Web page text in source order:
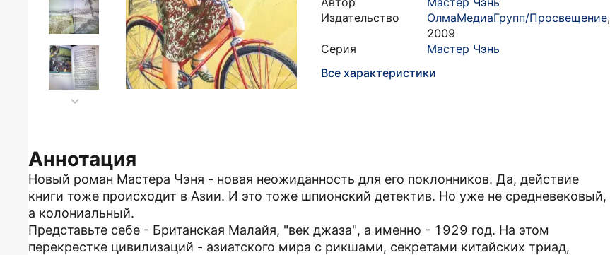
Издательство
ОлмаМедиаГрупп/Просвещение,
2009
Серия
Мастер Чэнь
Все характеристики
Аннотация
Новый роман Мастера Чэня - новая неожиданность для его поклонников. Да, действие
книги тоже происходит в Азии. И это тоже шпионский детектив. Но уже не средневековый,
а колониальный.
Представьте себе - Британская Малайя, "век джаза", а именно - 1929 год. На этом
перекрестке цивилизаций - азиатского мира с рикшами, секретами китайских триад,